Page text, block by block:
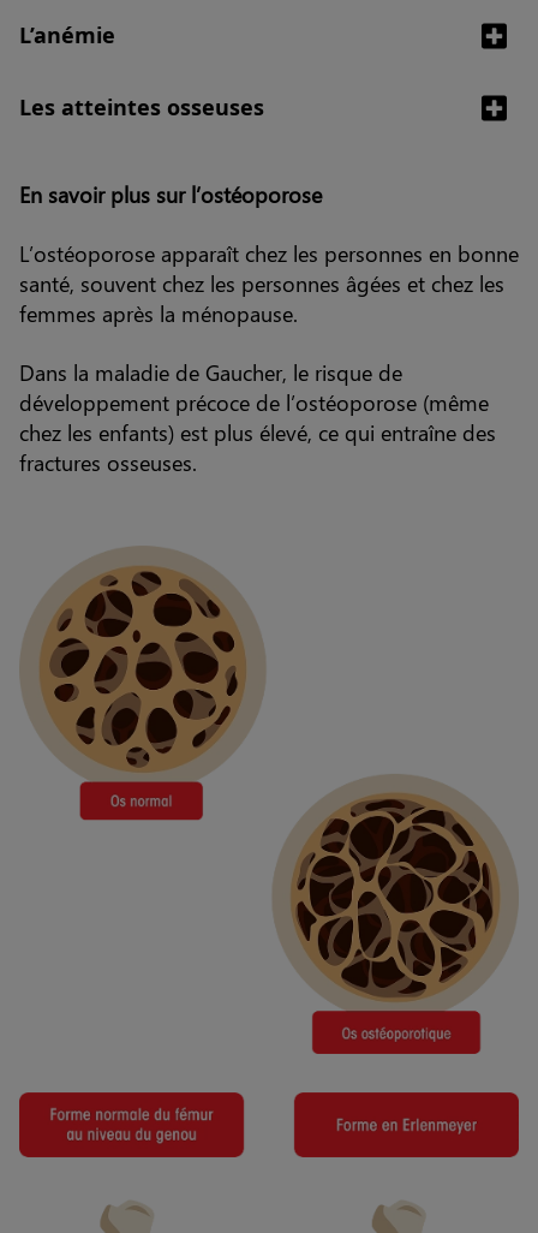
L’anémie
Les atteintes osseuses
En savoir plus sur l’ostéoporose
L’ostéoporose apparaît chez les personnes en bonne
santé, souvent chez les personnes âgées et chez les
femmes après la ménopause.
Dans la maladie de Gaucher, le risque de
développement précoce de l’ostéoporose (même
chez les enfants) est plus élevé, ce qui entraîne des
fractures osseuses.